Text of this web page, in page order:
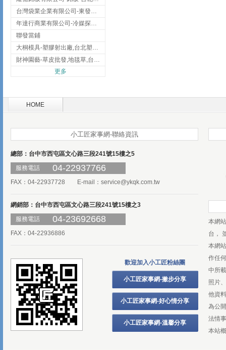
台灣袋業企業有限公司-東發企業社/台中太空袋/太空包
年達行商業有限公司-冷媒探漏儀,壓力錶組,真空泵浦,台北冷凍空調材料
聯發當鋪
大桐模具-塑膠射出廠,台北塑膠射出廠
財神園藝-草皮批發,地毯草,台北草,彰化地毯草,彰化台北草
更多
HOME
小工匠家事網-聯絡資訊
總部：台中市西屯區文心路三段241號15樓之5
服務電話
04-22937766
FAX：04-22937728 E-mail： service@ykqk.com.tw
網銷部：台中市西屯區文心路三段241號15樓之3
服務電話
04-23692668
FAX：04-22936886
歡迎加入小工匠粉絲團
小工匠家事網-撇步分享
小工匠家事網-好心情分享
小工匠家事網-溫馨分享
本網
台，
本網
作任
中所
照片
他資
為公
法情
本站